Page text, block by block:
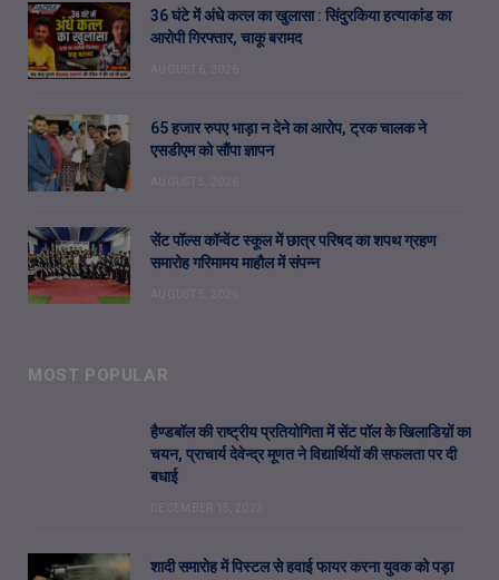
36 घंटे में अंधे कत्ल का खुलासा : सिंदुरकिया हत्याकांड का
आरोपी गिरफ्तार, चाकू बरामद
65 हजार रुपए भाड़ा न देने का आरोप, ट्रक चालक ने
एसडीएम को सौंपा ज्ञापन
सेंट पॉल्स कॉन्वेंट स्कूल में छात्र परिषद का शपथ ग्रहण
समारोह गरिमामय माहौल में संपन्न
MOST POPULAR
हैण्डबॉल की राष्ट्रीय प्रतियोगिता में सेंट पॉल के खिलाडिय़ों का
चयन, प्राचार्य देवेन्द्र मूणत ने विद्यार्थियों की सफलता पर दी
बधाई
शादी समारोह में पिस्टल से हवाई फायर करना युवक को पड़ा